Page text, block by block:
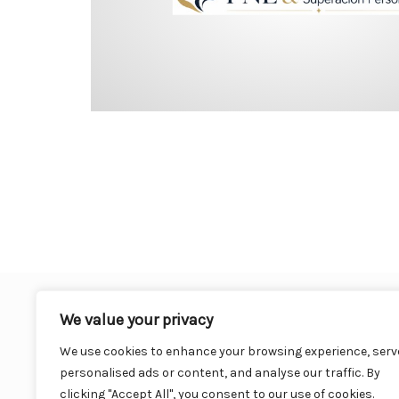
We value your privacy
We use cookies to enhance your browsing experience,
personalised ads or content, and analyse our traffic. By
clicking "Accept All", you consent to our use of cookies.